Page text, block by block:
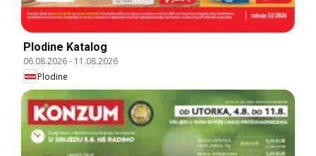
Plodine Katalog
06.08.2026- 11.08.2026
Plodine